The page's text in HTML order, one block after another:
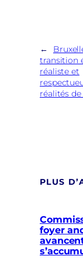
←
transition
réaliste et
réalités
PLUS
foyer